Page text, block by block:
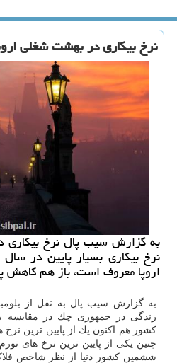
نرخ بیكاری در بهشت شغلی
به گزارش سیب پال نرخ
نرخ بیكاری بسیار پایین در
اروپا معروف است، باز هم كاهش
به گزارش سیب پال به نقل از
زندگی در جمهوری چك در مقایسه
كشور هم اكنون یك از پایین ترین نرخ
چنین یكی از پایین ترین نرخ های
ششمین كشور دنیا از نظر شاخص